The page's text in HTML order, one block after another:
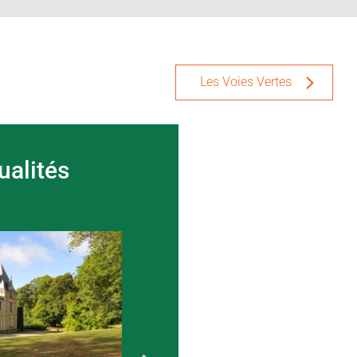
Les Voies Vertes